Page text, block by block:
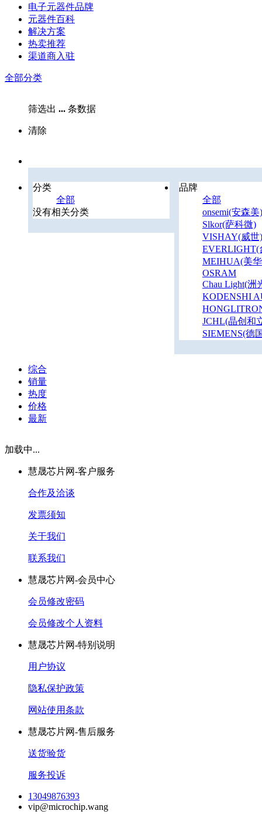
电子元器件品牌
元器件百科
解决方案
热卖推荐
渠道商入驻
全部分类
筛选出 ... 条数据
清除
分类
全部
没有相关分类
品牌
全部
onsemi(安森美)
Slkor(萨科微)
VISHAY(威世)
EVERLIGHT(
MEIHUA(美
OSRAM
Chau Light(洲
KODENSHI
JCHL(晶创和
SIEMENS(德
综合
销量
热度
价格
最新
加载中...
慧晟芯片网-客户服务
合作及洽谈
发票须知
关于我们
联系我们
慧晟芯片网-会员中心
会员修改密码
会员修改个人资料
慧晟芯片网-特别说明
用户协议
隐私保护政策
网站使用条款
慧晟芯片网-售后服务
送货验货
服务投诉
13049876393
vip@microchip.wang